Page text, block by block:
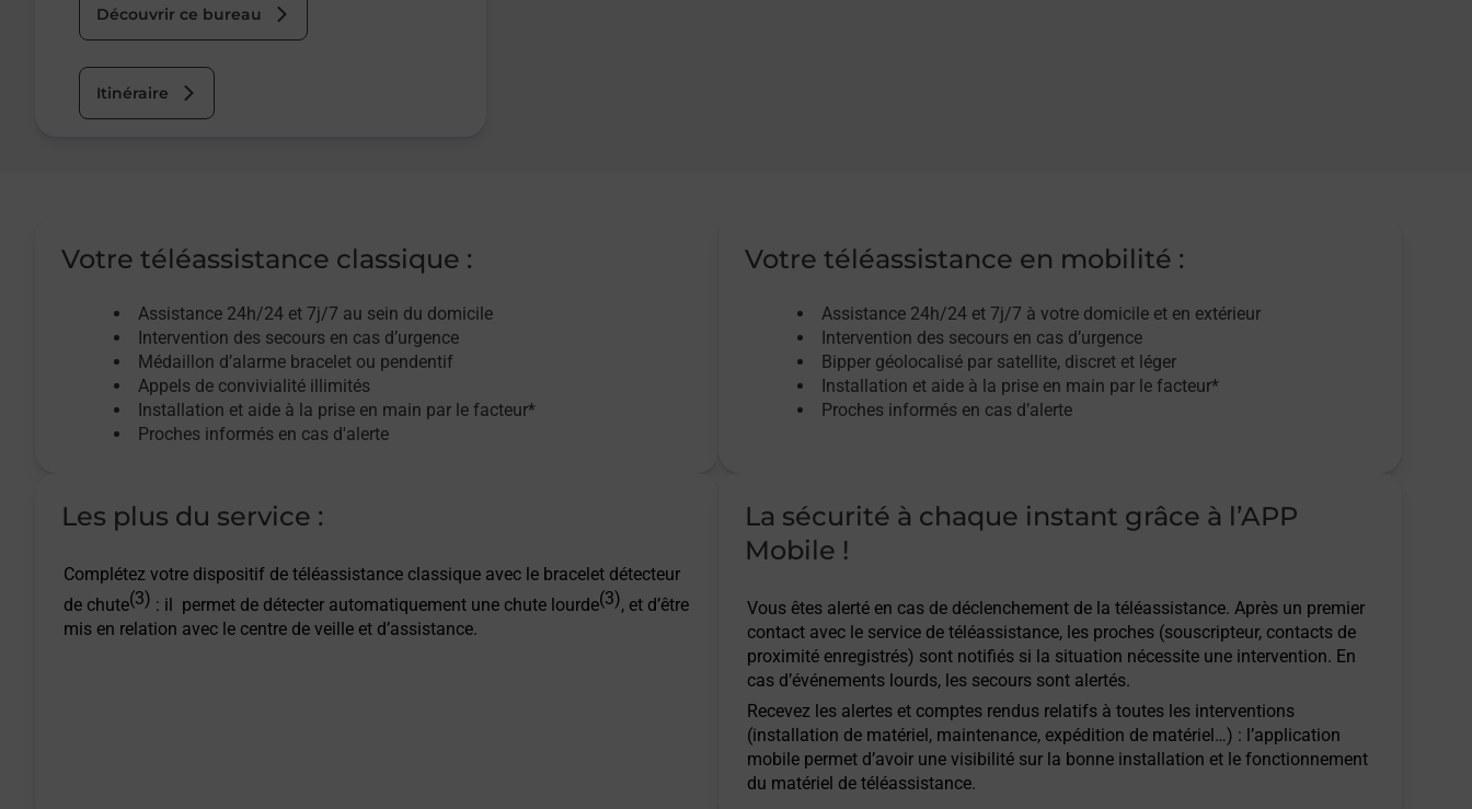
Découvrir ce bureau
Itinéraire
Votre téléassistance classique :
Assistance 24h/24 et 7j/7 au sein du domicile
Intervention des secours en cas d’urgence
Médaillon d’alarme bracelet ou pendentif
Appels de convivialité illimités
Installation et aide à la prise en main par le facteur*
Proches informés en cas d'alerte
Votre téléassistance en mobilité :
Assistance 24h/24 et 7j/7 à votre domicile et en extérieur
Intervention des secours en cas d’urgence
Bipper géolocalisé par satellite, discret et léger
Installation et aide à la prise en main par le facteur*
Proches informés en cas d’alerte
Les plus du service :
Complétez votre dispositif de téléassistance classique avec le bracelet détecteur
de chute(3) : il permet de détecter automatiquement une chute lourde(3), et d’être
mis en relation avec le centre de veille et d’assistance.
La sécurité à chaque instant grâce à l’APP
Mobile !
Vous êtes alerté en cas de déclenchement de la téléassistance. Après un premier
contact avec le service de téléassistance, les proches (souscripteur, contacts de
proximité enregistrés) sont notifiés si la situation nécessite une intervention. En
cas d’événements lourds, les secours sont alertés.
Recevez les alertes et comptes rendus relatifs à toutes les interventions
(installation de matériel, maintenance, expédition de matériel…) : l’application
mobile permet d’avoir une visibilité sur la bonne installation et le fonctionnement
du matériel de téléassistance.